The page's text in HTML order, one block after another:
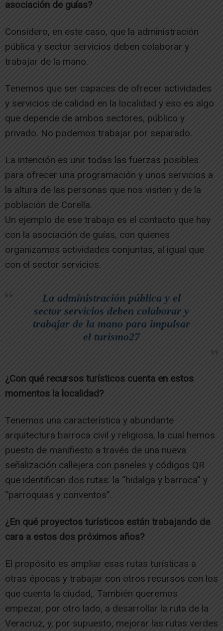
asociación de guías?
Considero, en este caso, que la administración
pública y sector servicios deben colaborar y
trabajar de la mano.
Tenemos que ser capaces de ofrecer actividades
y servicios de calidad en la localidad y eso es algo
que depende de ambos sectores, público y
privado. No podemos trabajar por separado.
La intención es unir todas las fuerzas posibles
para ofrecer una programación y unos servicios a
la altura de las personas que nos visiten y de la
población de Corella.
Un ejemplo de ese trabajo es el contacto que hay
con la asociación de guías, con quienes
organizamos actividades conjuntas, al igual que
con el sector servicios.
La administración pública y el
sector servicios deben colaborar y
trabajar de la mano para impulsar
el turismo27
¿Con qué recursos turísticos cuenta en estos
momentos la localidad?
Tenemos una característica y abundante
arquitectura barroca civil y religiosa, la cual hemos
puesto de manifiesto a través de una nueva
señalización callejera con paneles y códigos QR
que identifican dos rutas: la “hidalga y barroca” y
“parroquias y conventos”.
¿En qué proyectos turísticos están trabajando de
cara a estos dos próximos años?
El propósito es ampliar esas rutas turísticas a
otras épocas y trabajar con otros recursos con los
que cuenta la ciudad,. También queremos
empezar, por otro lado, a desarrollar la ruta de la
Veracruz, y, por supuesto, mejorar las rutas verdes